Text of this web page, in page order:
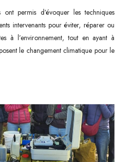
ont permis d’évoquer les techniques
intervenants pour éviter, réparer ou
à l’environnement, tout en ayant à
le changement climatique pour le